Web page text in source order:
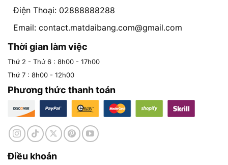
Điện Thoại: 02888888288
Email: contact.matdaibang.com@gmail.com
Thời gian làm việc
Thứ 2 - Thứ 6 : 8h00 - 17h00
Thứ 7 : 8h00 - 12h00
Phương thức thanh toán
Điều khoản